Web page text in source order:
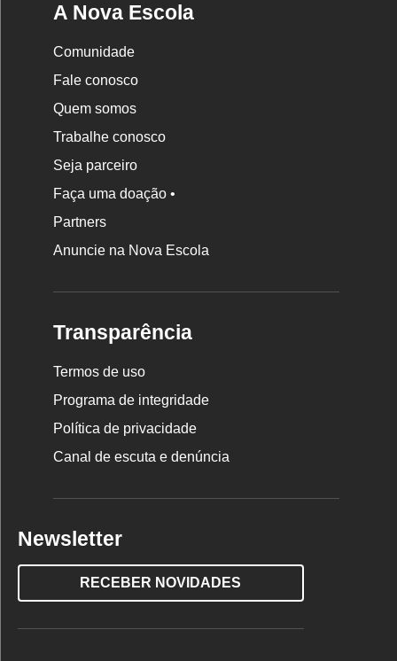
A Nova Escola
Comunidade
Fale conosco
Quem somos
Trabalhe conosco
Seja parceiro
Faça uma doação •
Partners
Anuncie na Nova Escola
Transparência
Termos de uso
Programa de integridade
Política de privacidade
Canal de escuta e denúncia
Newsletter
RECEBER NOVIDADES